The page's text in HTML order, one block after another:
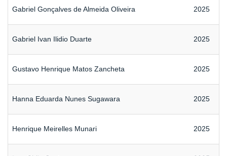
Gabriel Gonçalves de Almeida Oliveira 2025
Gabriel Ivan Ilidio Duarte 2025
Gustavo Henrique Matos Zancheta 2025
Hanna Eduarda Nunes Sugawara 2025
Henrique Meirelles Munari 2025